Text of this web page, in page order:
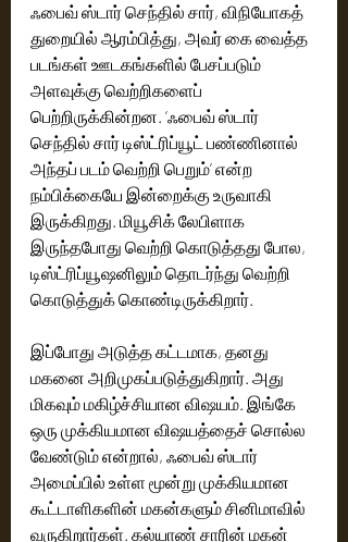
ஃபைவ் ஸ்டார் செந்தில் சார், விநியோகத்
துறையில் ஆரம்பித்து, அவர் கை வைத்த
படங்கள் ஊடகங்களில் பேசப்படும்
அளவுக்கு வெற்றிகளைப்
பெற்றிருக்கின்றன. ‘ஃபைவ் ஸ்டார்
செந்தில் சார் டிஸ்ட்ரிப்யூட் பண்ணினால்
அந்தப் படம் வெற்றி பெறும்’ என்ற
நம்பிக்கையே இன்றைக்கு உருவாகி
இருக்கிறது. மியூசிக் லேபிளாக
இருந்தபோது வெற்றி கொடுத்தது போல,
டிஸ்ட்ரிப்யூஷனிலும் தொடர்ந்து வெற்றி
கொடுத்துக் கொண்டிருக்கிறார்.
இப்போது அடுத்த கட்டமாக, தனது
மகனை அறிமுகப்படுத்துகிறார். அது
மிகவும் மகிழ்ச்சியான விஷயம். இங்கே
ஒரு முக்கியமான விஷயத்தைச் சொல்ல
வேண்டும் என்றால், ஃபைவ் ஸ்டார்
அமைப்பில் உள்ள மூன்று முக்கியமான
கூட்டாளிகளின் மகன்களும் சினிமாவில்
வருகிறார்கள். கல்யாண் சாரின் மகன்